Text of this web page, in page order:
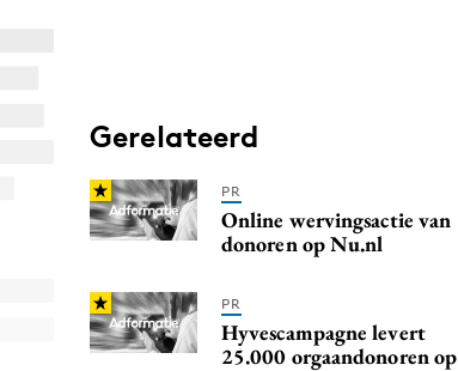
Gerelateerd
PR
Online wervingsactie van
donoren op Nu.nl
PR
Hyvescampagne levert
25.000 orgaandonoren op